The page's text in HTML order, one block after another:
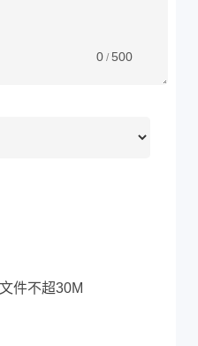
0 / 500
件不超30M